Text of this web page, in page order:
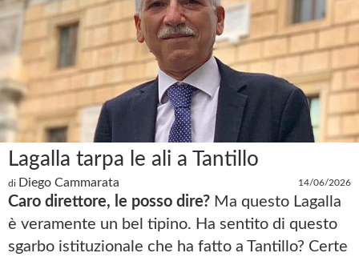
Lagalla tarpa le ali a Tantillo
di Diego Cammarata 14/06/2026
Caro direttore, le posso dire? Ma questo Lagalla
è veramente un bel tipino. Ha sentito di questo
sgarbo istituzionale che ha fatto a Tantillo? Certe